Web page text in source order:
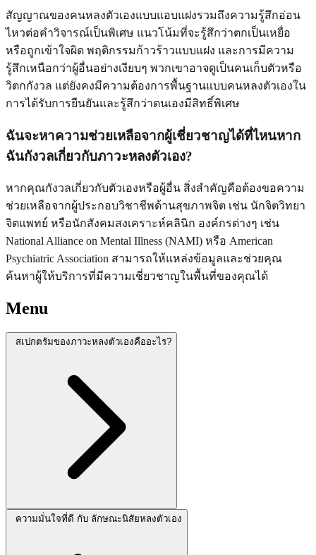
สัญญาณของคนหลงตัวเองแบบแอบแฝงรวมถึงความรู้สึกอ่อน
ไหวต่อคำวิจารณ์เป็นพิเศษ แนวโน้มที่จะรู้สึกว่าตกเป็นเหยื่อ
หรือถูกเข้าใจผิด พฤติกรรมก้าวร้าวแบบแฝง และการมีความ
รู้สึกเหนือกว่าผู้อื่นอย่างเงียบๆ พวกเขาอาจดูเป็นคนเก็บตัวหรือ
วิตกกังวล แต่ยังคงมีความต้องการพื้นฐานแบบคนหลงตัวเองใน
การได้รับการยืนยันและรู้สึกว่าตนเองมีสิทธิ์พิเศษ
ฉันจะหาความช่วยเหลือจากผู้เชี่ยวชาญได้ที่ไหนหาก
ฉันกังวลเกี่ยวกับภาวะหลงตัวเอง?
หากคุณกังวลเกี่ยวกับตัวเองหรือผู้อื่น สิ่งสำคัญคือต้องขอความ
ช่วยเหลือจากผู้ประกอบวิชาชีพด้านสุขภาพจิต เช่น นักจิตวิทยา
จิตแพทย์ หรือนักสังคมสงเคราะห์คลินิก องค์กรต่างๆ เช่น
National Alliance on Mental Illness (NAMI) หรือ American
Psychiatric Association สามารถให้แหล่งข้อมูลและช่วยคุณ
ค้นหาผู้ให้บริการที่มีความเชี่ยวชาญในพื้นที่ของคุณได้
Menu
สเปกตรัมของภาวะหลงตัวเองคืออะไร?
ความมั่นใจที่ดี กับ ลักษณะนิสัยหลงตัวเอง